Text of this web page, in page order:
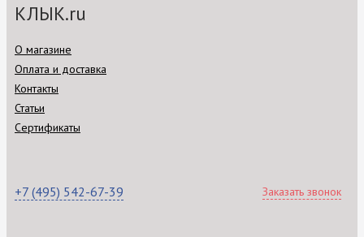
КЛЫК.ru
О магазине
Оплата и доставка
Контакты
Статьи
Сертификаты
+7 (495) 542-67-39 Заказать звонок